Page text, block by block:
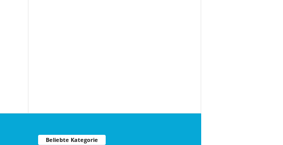
Beliebte Kategorie